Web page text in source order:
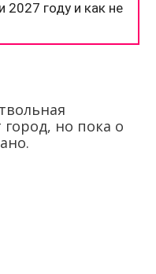
но пока о